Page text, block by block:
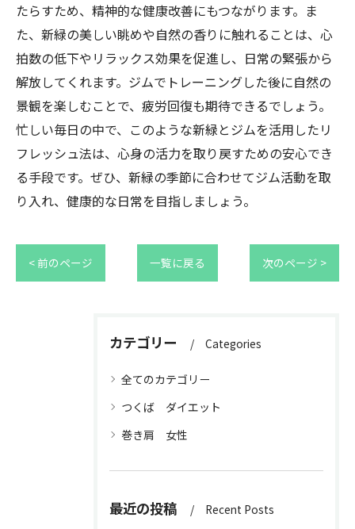
たらすため、精神的な健康改善にもつながります。ま
た、新緑の美しい眺めや自然の香りに触れることは、心
拍数の低下やリラックス効果を促進し、日常の緊張から
解放してくれます。ジムでトレーニングした後に自然の
景観を楽しむことで、疲労回復も期待できるでしょう。
忙しい毎日の中で、このような新緑とジムを活用したリ
フレッシュ法は、心身の活力を取り戻すための安心でき
る手段です。ぜひ、新緑の季節に合わせてジム活動を取
り入れ、健康的な日常を目指しましょう。
< 前のページ 一覧に戻る 次のページ >
カテゴリー Categories
全てのカテゴリー
つくば ダイエット
巻き肩 女性
最近の投稿 Recent Posts